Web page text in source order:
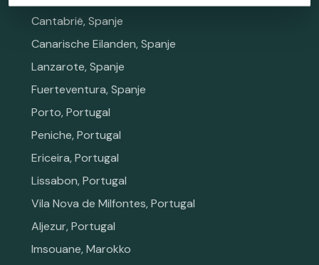
Cantabrië, Spanje
Canarische Eilanden, Spanje
Lanzarote, Spanje
Fuerteventura, Spanje
Porto, Portugal
Peniche, Portugal
Ericeira, Portugal
Lissabon, Portugal
Vila Nova de Milfontes, Portugal
Aljezur, Portugal
Imsouane, Marokko